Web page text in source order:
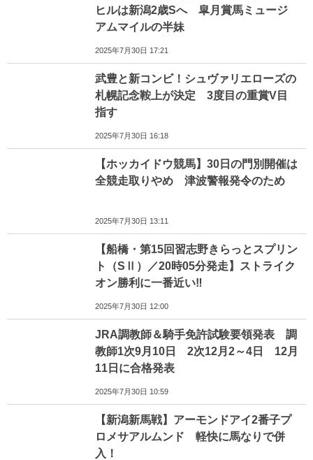
ヒルは新潟2歳Sへ 皐月賞馬ミュージ
アムマイルの半妹
2025年7月30日 17:21
武豊と新コンビ！シュヴァリエローズの
札幌記念鞍上が決定 3度目の重賞V目
指す
2025年7月30日 16:18
【ホッカイドウ競馬】30日の門別開催は
全競走取りやめ 津波警報発令のため
2025年7月30日 13:11
【船橋・第15回習志野きらっとスプリン
ト（SⅡ）／20時05分発走】ストライク
オン勝利に一番近い‼
2025年7月30日 12:00
JRA調教師＆騎手免許試験要領発表 調
教師1次9月10日 2次12月2～4日 12月
11日に合格発表
2025年7月30日 10:59
【新潟新馬戦】アーモンドアイ2番子プ
ロメサアルムンド 軽快に馬なりで併
入！